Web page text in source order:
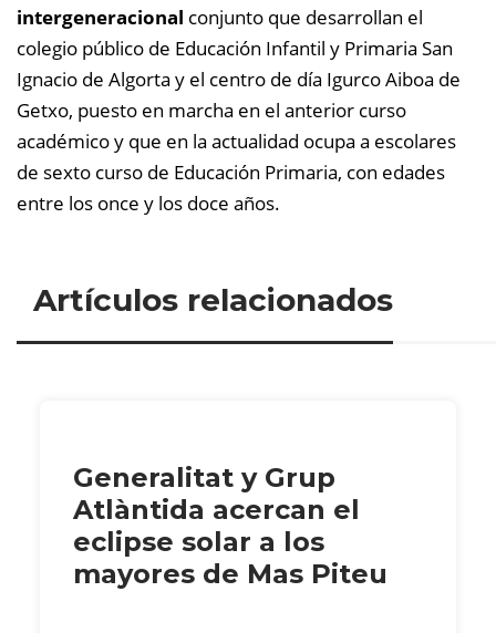
intergeneracional conjunto que desarrollan el
colegio público de Educación Infantil y Primaria San
Ignacio de Algorta y el centro de día Igurco Aiboa de
Getxo, puesto en marcha en el anterior curso
académico y que en la actualidad ocupa a escolares
de sexto curso de Educación Primaria, con edades
entre los once y los doce años.
Artículos relacionados
Generalitat y Grup
Atlàntida acercan el
eclipse solar a los
mayores de Mas Piteu